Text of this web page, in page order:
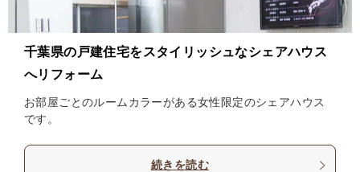
千葉県の戸建住宅をスタイリッシュなシェアハウス
へリフォーム
お部屋ごとのルームカラーがある女性限定のシェアハウス
です。
続きを読む